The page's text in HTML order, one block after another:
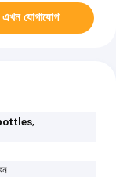
এখন যোগাযোগ
,